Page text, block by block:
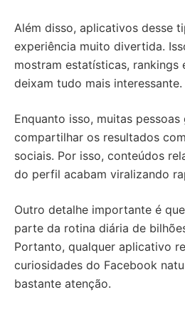
Além disso, aplicativos desse
experiência muito divertida.
mostram estatísticas, rankings
deixam tudo mais interessante.
Enquanto isso, muitas
compartilhar os resultados
sociais. Por isso, conteúdos
do perfil acabam viralizando
Outro detalhe importante é
parte da rotina diária de
Portanto, qualquer aplicativo
curiosidades do Facebook
bastante atenção.